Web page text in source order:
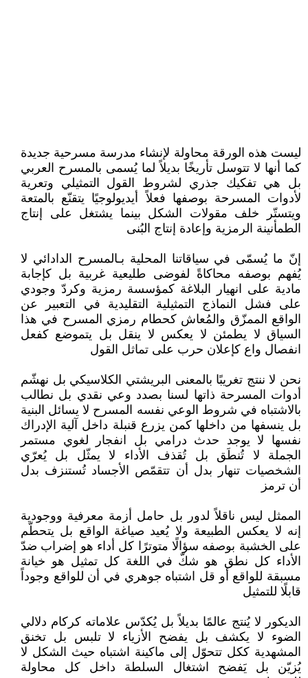
ليست هذه الورقة محاولة لإنشاء مدرسة مسرحية جديدة
كما أنها لا تتوسل تأريخًا بديلاً لما يُسمى بالمسرح العربي
بل هي تفكيك جذري لشروط القول التمثيلي وتعرية
لأدوات المسرحة بوصفها فعلاً أيديولوجيًا يتقنّع بالمتعة
ويتستّر خلف مقولات الشكل بينما يشتغل على إنتاج
الطمأنينة الرمزية وإعادة إنتاج البُنى
إنّ ما يُسمّى في سياقاتنا المحلية بـالمسرح الدادائي لا
يُفهم بوصفه محاكاةً لفوضى طليعية غربية بل كإجابة
مادية على انهيار البلاغة كمؤسسة رمزية وكردّ وجودي
على فشل النماذج التمثيلية التقليدية في التعبير عن
الواقع الممزّق والمُعاش كحطام رمزي المسرح في هذا
السياق لا يطمئن لا يعكس لا ينقل بل يتموضع كفعل
انفصال واع كإعلان حرب على تماثل القول
نحن لا ننتج تغريبًا بالمعنى البريشتي الكلاسيكي بل نهشّم
أدوات المسرحة ذاتها لسنا بصدد وعي نقدي بل نطالب
بالاشتباه في شروط الوعي نفسه المسرح لا يسائل البنية
بل ينسفها من داخلها كمن يزرع قنبلة داخل آلية الإدراك
نفسها لا يوجد حدث درامي بل انفجار لغوي مستمر
الجملة لا تُنطَق بل تُقذف الأداء لا يمثّل بل يُعرّي
الشخصيات تنهار بدل أن تتقمّص الأجساد تُستنزف بدل
أن ترمز
الممثل ليس ناقلاً لدور بل حامل أزمة معرفية ووجودية
إنه لا يعكس الطبيعة ولا يُعيد صياغة الواقع بل يتحطّم
على الخشبة بوصفه سؤالًا متوترًا كل أداء هو إضراب ضدّ
الأداء كل نطق هو شكّ في اللغة كل تمثيل هو خيانة
مسبقة للواقع أو قل اشتباه جوهري في أن للواقع وجوداً
قابلًا للتمثيل
الديكور لا يُنتج عالمًا بديلاً بل يُكدّس علاماته كركام دلالي
الضوء لا يكشف بل يفضح الأزياء لا تلبس بل تخنق
المشهدية ككل تتحوّل إلى ماكينة اشتباه حيث الشكل لا
يُزيّن بل يَفضح اشتغال السلطة داخل كل محاولة